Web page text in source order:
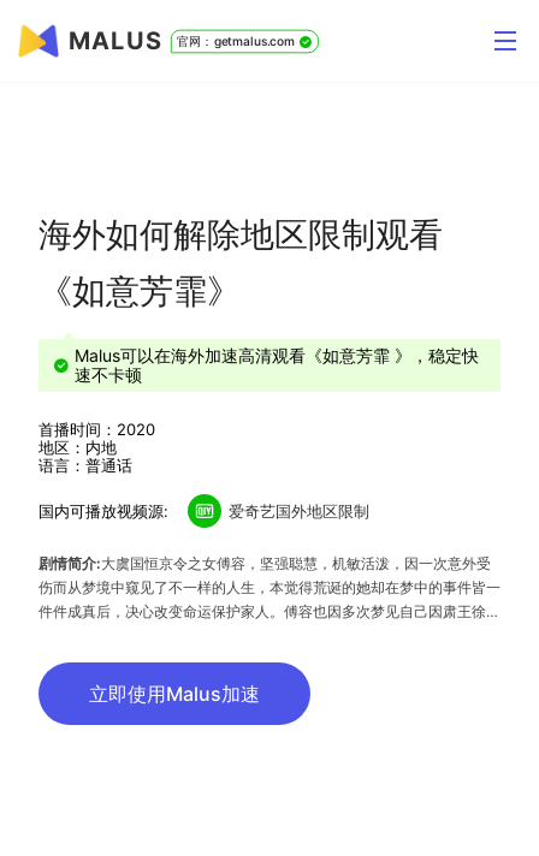
MALUS 官网：getmalus.com
海外如何解除地区限制观看
《如意芳霏》
Malus可以在海外加速高清观看《如意芳霏 》，稳定快
速不卡顿
首播时间：2020
地区：内地
语言：普通话
国内可播放视频源: 爱奇艺国外地区限制
剧情简介:大虞国恒京令之女傅容，坚强聪慧，机敏活泼，因一次意外受
伤而从梦境中窥见了不一样的人生，本觉得荒诞的她却在梦中的事件皆一
件件成真后，决心改变命运保护家人。傅容也因多次梦见自己因肃王徐晋
秘组织如意楼的出现，一系列事件使大虞国蒙上了一层层迷雾。面对这种
局面，傅容、徐晋携手共同经历生死，一起面对现实中的种种磨难。与此
同时，安王也在暗自设局更大的阴谋。面对难改的命运，接踵而至的诡
立即使用Malus加速